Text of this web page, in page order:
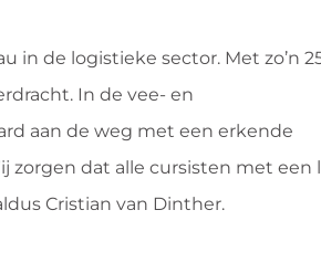
in de logistieke sector. Met zo’n
In de vee- en
aan de weg met een erkende
zorgen dat alle cursisten met een
Cristian van Dinther.